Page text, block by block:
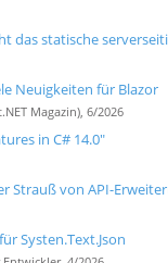
das statische
Neuigkeiten für Blazor
Magazin), 6/2026
in C# 14.0"
Strauß von API-
Systen.Text.Json